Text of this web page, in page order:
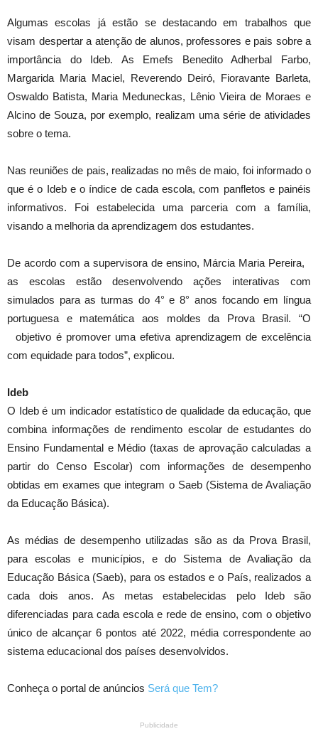
Algumas escolas já estão se destacando em trabalhos que
visam despertar a atenção de alunos, professores e pais sobre a
importância do Ideb. As Emefs Benedito Adherbal Farbo,
Margarida Maria Maciel, Reverendo Deiró, Fioravante Barleta,
Oswaldo Batista, Maria Meduneckas, Lênio Vieira de Moraes e
Alcino de Souza, por exemplo, realizam uma série de atividades
sobre o tema.
Nas reuniões de pais, realizadas no mês de maio, foi informado o
que é o Ideb e o índice de cada escola, com panfletos e painéis
informativos. Foi estabelecida uma parceria com a família,
visando a melhoria da aprendizagem dos estudantes.
De acordo com a supervisora de ensino, Márcia Maria Pereira,
as escolas estão desenvolvendo ações interativas com
simulados para as turmas do 4° e 8° anos focando em língua
portuguesa e matemática aos moldes da Prova Brasil. “O
objetivo é promover uma efetiva aprendizagem de excelência
com equidade para todos”, explicou.
Ideb
O Ideb é um indicador estatístico de qualidade da educação, que
combina informações de rendimento escolar de estudantes do
Ensino Fundamental e Médio (taxas de aprovação calculadas a
partir do Censo Escolar) com informações de desempenho
obtidas em exames que integram o Saeb (Sistema de Avaliação
da Educação Básica).
As médias de desempenho utilizadas são as da Prova Brasil,
para escolas e municípios, e do Sistema de Avaliação da
Educação Básica (Saeb), para os estados e o País, realizados a
cada dois anos. As metas estabelecidas pelo Ideb são
diferenciadas para cada escola e rede de ensino, com o objetivo
único de alcançar 6 pontos até 2022, média correspondente ao
sistema educacional dos países desenvolvidos.
Conheça o portal de anúncios Será que Tem?
Publicidade